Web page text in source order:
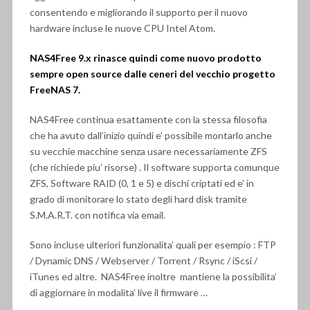
consentendo e migliorando il supporto per il nuovo
hardware incluse le nuove CPU Intel Atom.
NAS4Free 9.x rinasce quindi come nuovo prodotto
sempre open source dalle ceneri del vecchio progetto
FreeNAS 7.
NAS4Free continua esattamente con la stessa filosofia
che ha avuto dall’inizio quindi e’ possibile montarlo anche
su vecchie macchine senza usare necessariamente ZFS
(che richiede piu’ risorse) . Il software supporta comunque
ZFS, Software RAID (0, 1 e 5) e dischi criptati ed e’ in
grado di monitorare lo stato degli hard disk tramite
S.M.A.R.T. con notifica via email.
Sono incluse ulteriori funzionalita’ quali per esempio : FTP
/ Dynamic DNS / Webserver / Torrent / Rsync / iScsi /
iTunes ed altre. NAS4Free inoltre mantiene la possibilita’
di aggiornare in modalita’ live il firmware …